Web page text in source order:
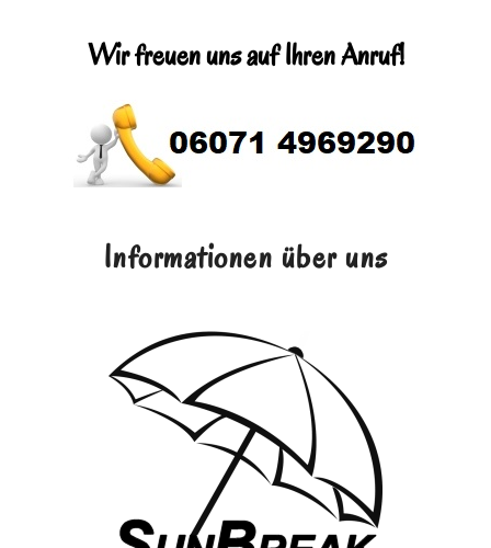
Wir freuen uns auf Ihren Anruf!
Informationen über uns